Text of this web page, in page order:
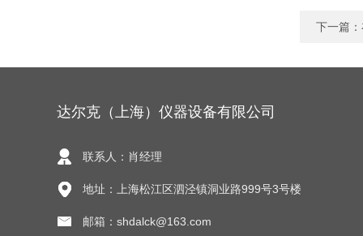
下一篇：
达尔克（上海）仪器设备有限公司
联系人：肖经理
地址：上海松江区泗泾镇洞业路999号3号楼
邮箱：shdalck@163.com